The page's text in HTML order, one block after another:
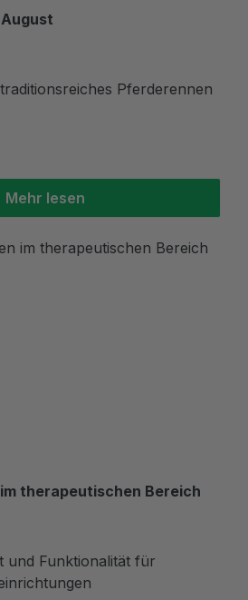
Pferderennen
Mehr lesen
therapeutischen Bereich
und Funktionalität für